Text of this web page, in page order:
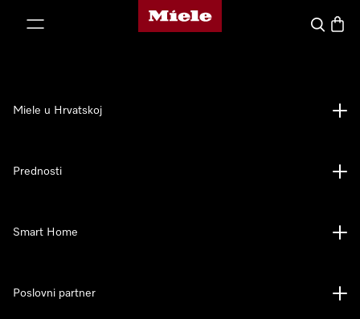
Miele početna stranica
Pretraga
Miele u Hrvatskoj
Prednosti
Smart Home
Poslovni partner